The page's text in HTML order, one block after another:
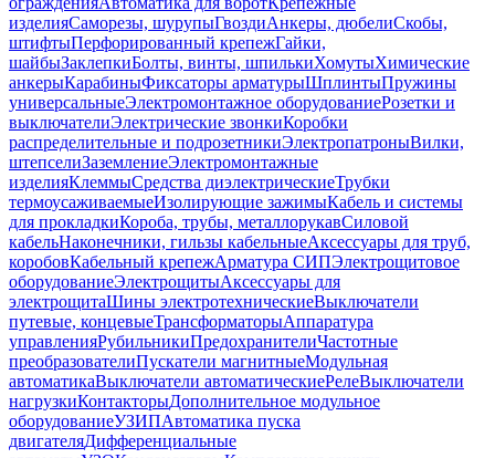
изделияСаморезы, шурупыГвоздиАнкеры, дюбелиСкобы,
штифтыПерфорированный крепежГайки,
шайбыЗаклепкиБолты, винты, шпилькиХомутыХимические
анкерыКарабиныФиксаторы арматурыШплинтыПружины
универсальныеЭлектромонтажное оборудованиеРозетки и
выключателиЭлектрические звонкиКоробки
распределительные и подрозетникиЭлектропатроныВилки,
штепселиЗаземлениеЭлектромонтажные
изделияКлеммыСредства диэлектрическиеТрубки
термоусаживаемыеИзолирующие зажимыКабель и системы
для прокладкиКороба, трубы, металлорукавСиловой
кабельНаконечники, гильзы кабельныеАксессуары для труб,
коробовКабельный крепежАрматура СИПЭлектрощитовое
оборудованиеЭлектрощитыАксессуары для
электрощитаШины электротехническиеВыключатели
путевые, концевыеТрансформаторыАппаратура
управленияРубильникиПредохранителиЧастотные
преобразователиПускатели магнитныеМодульная
автоматикаВыключатели автоматическиеРелеВыключатели
нагрузкиКонтакторыДополнительное модульное
оборудованиеУЗИПАвтоматика пуска
двигателяДифференциальные